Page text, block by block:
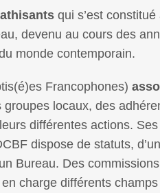
qui s’est constitué
devenu au cours des
monde contemporain.
Francophones)
groupes locaux, des
différentes actions. Ses
dispose de statuts,
Bureau. Des commissions
charge différents champs